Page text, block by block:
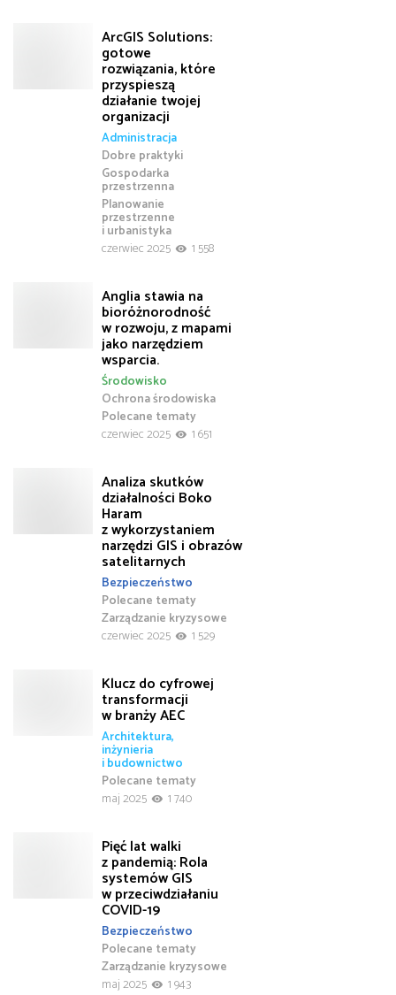
ArcGIS Solutions:
gotowe
rozwiązania, które
przyspieszą
działanie twojej
organizacji
Administracja
Dobre praktyki
Gospodarka
przestrzenna
Planowanie
przestrzenne
i urbanistyka
czerwiec 2025
1 558
Anglia stawia na
bioróżnorodność
w rozwoju, z mapami
jako narzędziem
wsparcia.
Ochrona środowiska
Polecane tematy
Środowisko
czerwiec 2025 1 651
Analiza skutków
działalności Boko
Haram
z wykorzystaniem
narzędzi GIS i obrazów
satelitarnych
Bezpieczeństwo
Polecane tematy
Zarządzanie kryzysowe
czerwiec 2025
1 529
Klucz do cyfrowej
transformacji
w branży AEC
Architektura,
inżynieria
i budownictwo
Polecane tematy
maj 2025
1 740
Pięć lat walki
z pandemią: Rola
systemów GIS
w przeciwdziałaniu
COVID-19
Bezpieczeństwo
Polecane tematy
Zarządzanie kryzysowe
maj 2025
1 943